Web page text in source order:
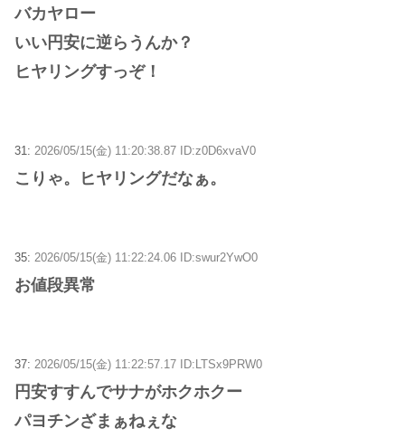
バカヤロー
いい円安に逆らうんか？
ヒヤリングすっぞ！
31: 2026/05/15(金) 11:20:38.87 ID:z0D6xvaV0
こりゃ。ヒヤリングだなぁ。
35: 2026/05/15(金) 11:22:24.06 ID:swur2YwO0
お値段異常
37: 2026/05/15(金) 11:22:57.17 ID:LTSx9PRW0
円安すすんでサナがホクホクー
パヨチンざまぁねぇな